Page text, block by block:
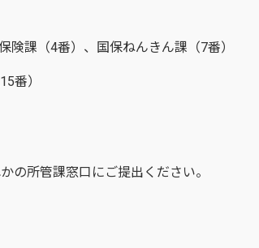
課（4番）、国保ねんきん課（7番）
番）
所管課窓口にご提出ください。